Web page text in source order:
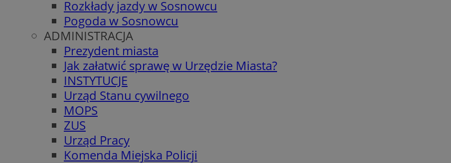
Rozkłady jazdy w Sosnowcu
Pogoda w Sosnowcu
ADMINISTRACJA
Prezydent miasta
Jak załatwić sprawę w Urzędzie Miasta?
INSTYTUCJE
Urząd Stanu cywilnego
MOPS
ZUS
Urząd Pracy
Komenda Miejska Policji